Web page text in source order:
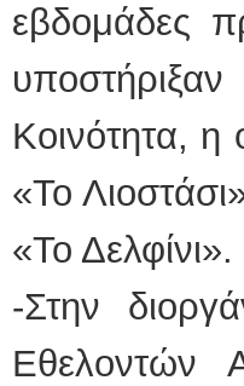
εβδομάδες
Κοινότητα, η
«Το
«Το Δελφίνι».
-Στην
Εθελοντών